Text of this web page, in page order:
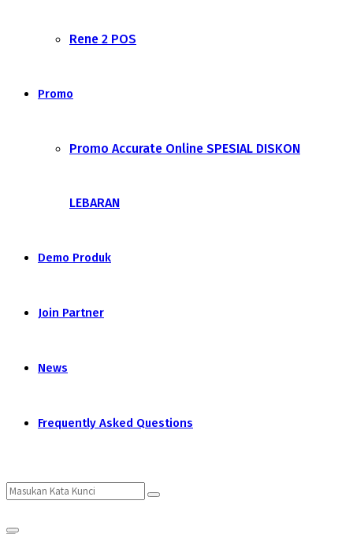
Rene 2 POS
Promo
Promo Accurate Online SPESIAL DISKON
LEBARAN
Demo Produk
Join Partner
News
Frequently Asked Questions
Search
Search